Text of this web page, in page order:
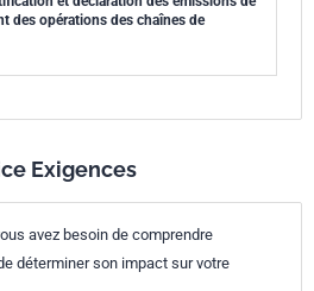
des opérations des chaînes de
Exigences
avez besoin de comprendre
déterminer son impact sur votre